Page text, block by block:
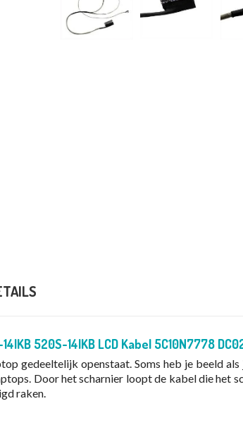
520S-14IKB LCD Kabel 5C10N7778
gedeeltelijk openstaat. Soms heb je beeld
Door het scharnier loopt de kabel die het
raken.